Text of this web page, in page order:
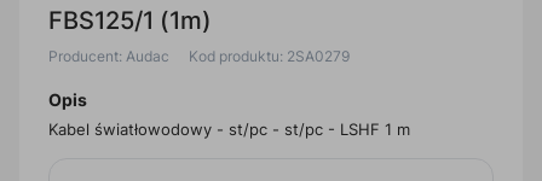
FBS125/1 (1m)
Producent: Audac Kod produktu: 2SA0279
Opis
Kabel światłowodowy - st/pc - st/pc - LSHF 1 m